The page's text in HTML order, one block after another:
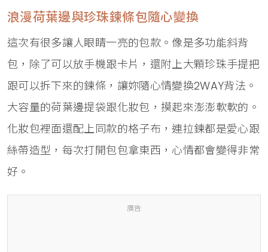
浪漫荷葉邊與珍珠鍊條包隨心變換
這次有很多讓人眼睛一亮的包款。像是多功能斜背
包，除了可以放手機跟卡片，還附上大顆珍珠手提把
跟可以拆下來的鍊條，讓妳隨心情變換2WAY背法。
大容量的荷葉邊提袋跟化妝包，摸起來澎澎軟軟的。
化妝包裡面還配上同款的格子布，連拉鍊都是愛心跟
絲帶造型，每次打開包包拿東西，心情都會變得非常
好。
廣告